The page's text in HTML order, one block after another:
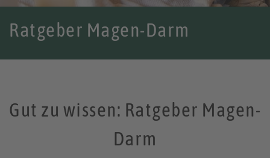
Ratgeber Magen-Darm
Gut zu wissen: Ratgeber Magen-
Darm